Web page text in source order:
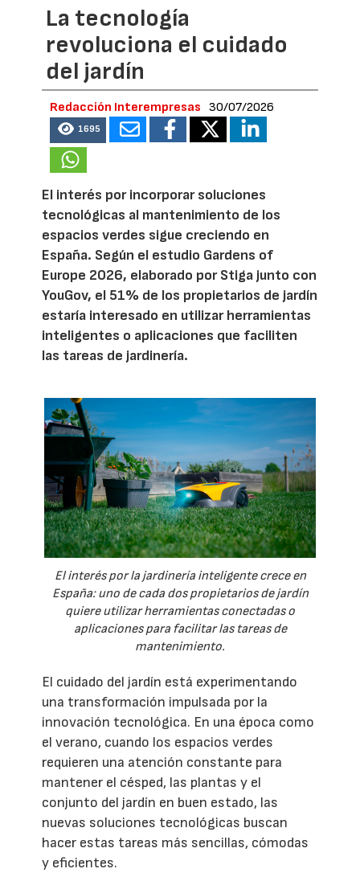
La tecnología
revoluciona el cuidado
del jardín
Redacción Interempresas 30/07/2026
1695
El interés por incorporar soluciones
tecnológicas al mantenimiento de los
espacios verdes sigue creciendo en
España. Según el estudio Gardens of
Europe 2026, elaborado por Stiga junto con
YouGov, el 51% de los propietarios de jardín
estaría interesado en utilizar herramientas
inteligentes o aplicaciones que faciliten
las tareas de jardinería.
El interés por la jardinería inteligente crece en
España: uno de cada dos propietarios de jardín
quiere utilizar herramientas conectadas o
aplicaciones para facilitar las tareas de
mantenimiento.
El cuidado del jardín está experimentando
una transformación impulsada por la
innovación tecnológica. En una época como
el verano, cuando los espacios verdes
requieren una atención constante para
mantener el césped, las plantas y el
conjunto del jardín en buen estado, las
nuevas soluciones tecnológicas buscan
hacer estas tareas más sencillas, cómodas
y eficientes.